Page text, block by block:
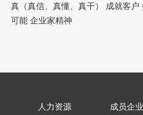
真（真信、真懂、真干） 成就客户 挑战不
可能 企业家精神
人力资源
成员企